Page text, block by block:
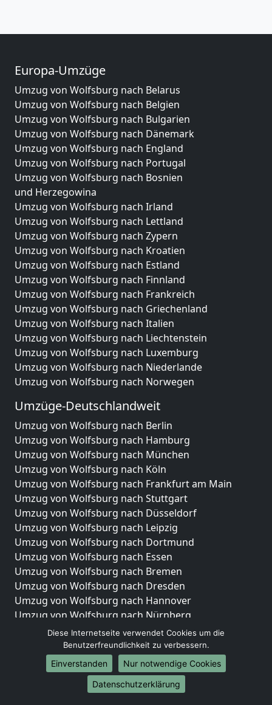
Europa-Umzüge
Umzug von Wolfsburg nach Belarus
Umzug von Wolfsburg nach Belgien
Umzug von Wolfsburg nach Bulgarien
Umzug von Wolfsburg nach Dänemark
Umzug von Wolfsburg nach England
Umzug von Wolfsburg nach Portugal
Umzug von Wolfsburg nach Bosnien
und Herzegowina
Umzug von Wolfsburg nach Irland
Umzug von Wolfsburg nach Lettland
Umzug von Wolfsburg nach Zypern
Umzug von Wolfsburg nach Kroatien
Umzug von Wolfsburg nach Estland
Umzug von Wolfsburg nach Finnland
Umzug von Wolfsburg nach Frankreich
Umzug von Wolfsburg nach Griechenland
Umzug von Wolfsburg nach Italien
Umzug von Wolfsburg nach Liechtenstein
Umzug von Wolfsburg nach Luxemburg
Umzug von Wolfsburg nach Niederlande
Umzug von Wolfsburg nach Norwegen
Umzüge-Deutschlandweit
Umzug von Wolfsburg nach Berlin
Umzug von Wolfsburg nach Hamburg
Umzug von Wolfsburg nach München
Umzug von Wolfsburg nach Köln
Umzug von Wolfsburg nach Frankfurt am Main
Umzug von Wolfsburg nach Stuttgart
Umzug von Wolfsburg nach Düsseldorf
Umzug von Wolfsburg nach Leipzig
Umzug von Wolfsburg nach Dortmund
Umzug von Wolfsburg nach Essen
Umzug von Wolfsburg nach Bremen
Umzug von Wolfsburg nach Dresden
Umzug von Wolfsburg nach Hannover
Umzug von Wolfsburg nach Nürnberg
Umzug von Wolfsburg nach Duisburg
Umzug von Wolfsburg nach Bochum
Umzug von Wolfsburg nach Wuppertal
Umzug von Wolfsburg nach Bielefeld
Umzug von Wolfsburg nach Bonn
Diese Internetseite verwendet Cookies um die
Benutzerfreundlichkeit zu verbessern.
Einverstanden
Nur notwendige Cookies
Datenschutzerklärung